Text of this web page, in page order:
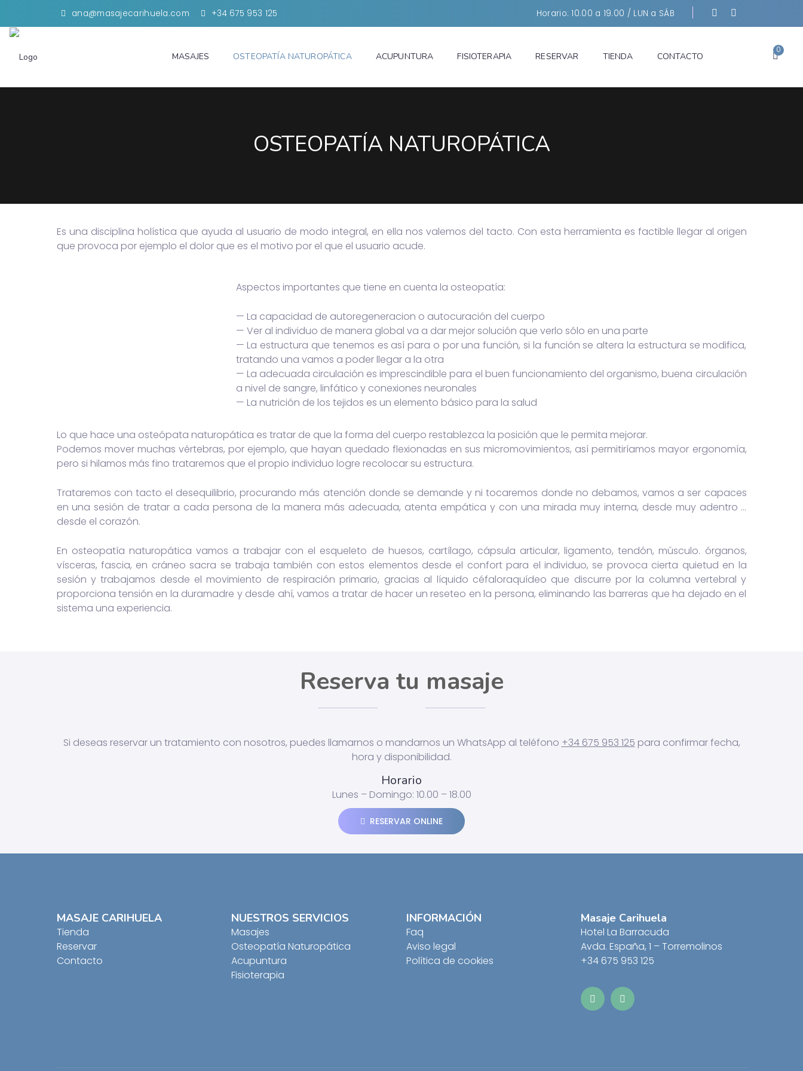
ana@masajecarihuela.com +34 675 953 125 Horario: 10.00 a 19.00 / LUN a SÁB
0
MASAJES OSTEOPATÍA NATUROPÁTICA ACUPUNTURA FISIOTERAPIA RESERVAR TIENDA CONTACTO
OSTEOPATÍA NATUROPÁTICA
Es una disciplina holística que ayuda al usuario de modo integral, en ella nos valemos del tacto. Con esta herramienta es factible llegar al origen
que provoca por ejemplo el dolor que es el motivo por el que el usuario acude.
Aspectos importantes que tiene en cuenta la osteopatía:
— La capacidad de autoregeneracion o autocuración del cuerpo
— Ver al individuo de manera global va a dar mejor solución que verlo sólo en una parte
— La estructura que tenemos es así para o por una función, si la función se altera la estructura se modifica,
tratando una vamos a poder llegar a la otra
— La adecuada circulación es imprescindible para el buen funcionamiento del organismo, buena circulación
a nivel de sangre, linfático y conexiones neuronales
— La nutrición de los tejidos es un elemento básico para la salud
Lo que hace una osteópata naturopática es tratar de que la forma del cuerpo restablezca la posición que le permita mejorar.
Podemos mover muchas vértebras, por ejemplo, que hayan quedado flexionadas en sus micromovimientos, así permitiríamos mayor ergonomía,
pero si hilamos más fino trataremos que el propio individuo logre recolocar su estructura.
Trataremos con tacto el desequilibrio, procurando más atención donde se demande y ni tocaremos donde no debamos, vamos a ser capaces
en una sesión de tratar a cada persona de la manera más adecuada, atenta empática y con una mirada muy interna, desde muy adentro …
desde el corazón.
En osteopatía naturopática vamos a trabajar con el esqueleto de huesos, cartílago, cápsula articular, ligamento, tendón, músculo. órganos,
vísceras, fascia, en cráneo sacra se trabaja también con estos elementos desde el confort para el individuo, se provoca cierta quietud en la
sesión y trabajamos desde el movimiento de respiración primario, gracias al líquido céfaloraquídeo que discurre por la columna vertebral y
proporciona tensión en la duramadre y desde ahí, vamos a tratar de hacer un reseteo en la persona, eliminando las barreras que ha dejado en el
sistema una experiencia.
Reserva tu masaje
Si deseas reservar un tratamiento con nosotros, puedes llamarnos o mandarnos un WhatsApp al teléfono +34 675 953 125 para confirmar fecha,
hora y disponibilidad.
Horario
Lunes – Domingo: 10.00 – 18.00
RESERVAR ONLINE
MASAJE CARIHUELA
Tienda
Reservar
Contacto
NUESTROS SERVICIOS
Masajes
Osteopatía Naturopática
Acupuntura
Fisioterapia
INFORMACIÓN
Faq
Aviso legal
Política de cookies
Masaje Carihuela
Hotel La Barracuda
Avda. España, 1 – Torremolinos
+34 675 953 125